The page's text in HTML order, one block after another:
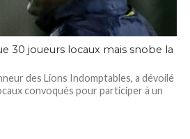
30 joueurs locaux mais snobe la
des Lions Indomptables, a dévoilé
convoqués pour participer à un